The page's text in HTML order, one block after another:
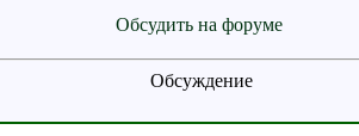
Обсудить на форуме
Обсуждение